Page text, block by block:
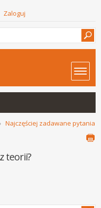
Zaloguj
Najczęściej zadawane pytania
teorii?